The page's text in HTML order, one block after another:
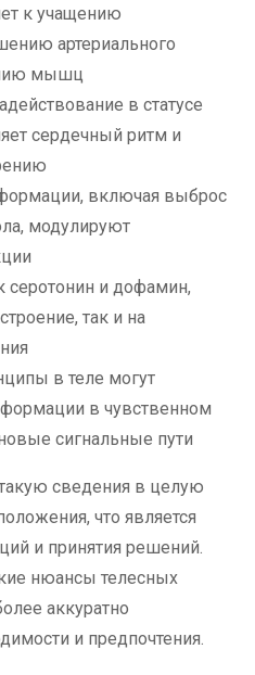
к учащению
артериального
мышц
в статусе
сердечный ритм и
включая выброс
модулируют
серотонин и дофамин,
так и на
в теле могут
в чувственном
сигнальные пути
сведения в целую
что является
и принятия решений.
нюансы телесных
аккуратно
и предпочтения.